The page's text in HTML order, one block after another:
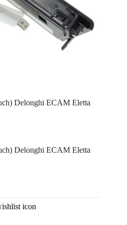
Delonghi ECAM Eletta
Delonghi ECAM Eletta